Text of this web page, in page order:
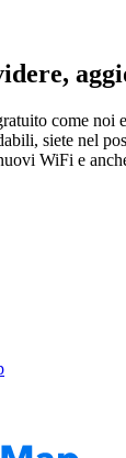
come noi
siete nel
WiFi e